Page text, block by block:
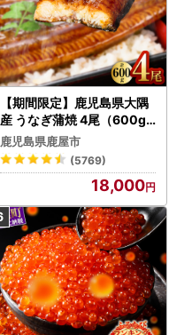
【期間限定】鹿児島県大隅
産 うなぎ蒲焼 4尾（600g
） KN007-004-04-cp18
うなぎ 鰻 魚 惣菜 総菜
鹿児島県鹿屋市
(5769)
18,000